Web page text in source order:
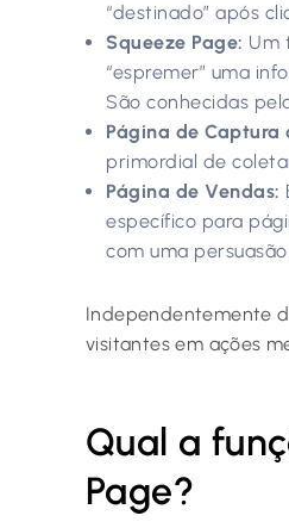
“destinado” após
Squeeze Page: Um
“espremer” uma
São conhecidas
Página de Captura
primordial de
Página de Vendas:
específico para
com uma
Independentemente
visitantes em ações
Qual a
Page?